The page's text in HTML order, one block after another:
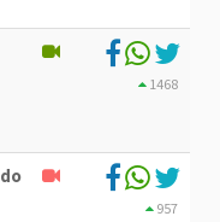
1468
957